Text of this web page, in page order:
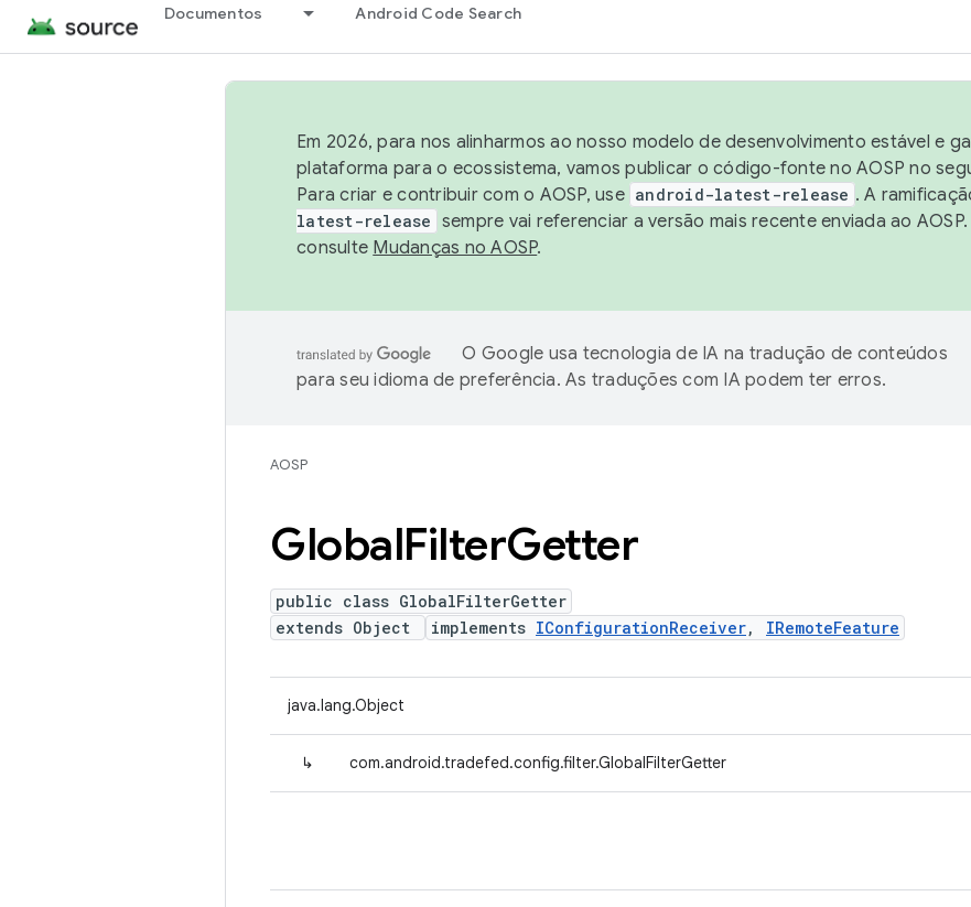
Documentos Android Code Search
Em 2026, para nos alinharmos ao nosso modelo de desenvolvimento estável e
plataforma para o ecossistema, vamos publicar o código-fonte no AOSP no
Para criar e contribuir com o AOSP, use android-latest-release . A
latest-release sempre vai referenciar a versão mais recente enviada ao
consulte Mudanças no AOSP.
O Google usa tecnologia de IA na tradução de conteúdos
para seu idioma de preferência. As traduções com IA podem ter erros.
AOSP
GlobalFilterGetter
public class GlobalFilterGetter
extends Object
implements IConfigurationReceiver, IRemoteFeature
java.lang.Object
↳ com.android.tradefed.config.filter.GlobalFilterGetter